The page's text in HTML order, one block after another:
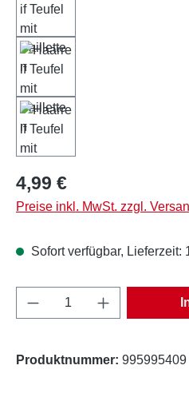
Regulärer Preis:
4,99 €
Preise inkl. MwSt. zzgl.
Sofort verfügbar, Lieferzeit:
Produkt Anzahl: Gib
Produktnummer: 995995409